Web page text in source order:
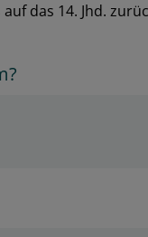
das 14. Jhd.